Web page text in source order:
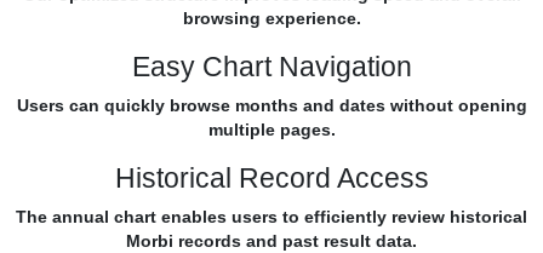
browsing experience.
Easy Chart Navigation
Users can quickly browse months and dates without opening
multiple pages.
Historical Record Access
The annual chart enables users to efficiently review historical
Morbi records and past result data.